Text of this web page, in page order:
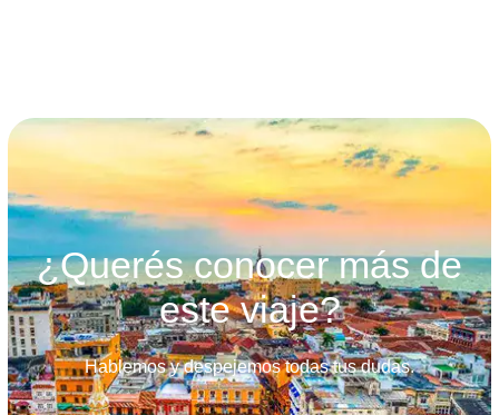
¿Querés conocer más de
este viaje?
Hablemos y despejemos todas tus dudas.